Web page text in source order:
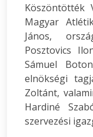
Köszöntötték
Magyar
János,
Posztovics
Sámuel
elnökségi
Zoltánt,
Hardiné
szervezési